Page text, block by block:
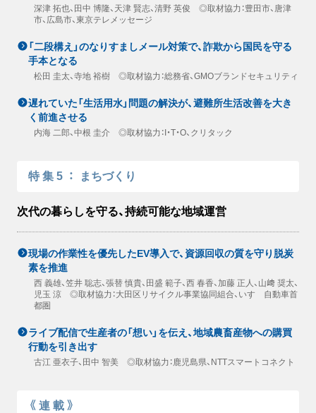
深津 拓也、田中 博隆、天津 賢志、清野 英俊 ◎取材協力：豊田市、唐津
市、広島市、東京テレメッセージ
「二段構え」のなりすましメール対策で、詐欺から国民を守る
手本となる
松田 圭太、寺地 裕樹 ◎取材協力：総務省、GMOブランドセキュリティ
遅れていた「生活用水」問題の解決が、避難所生活改善を大き
く前進させる
内海 二郎、中根 圭介 ◎取材協力：I・T・O、クリタック
特集5 ： まちづくり
次代の暮らしを守る、持続可能な地域運営
現場の作業性を優先したEV導入で、資源回収の質を守り脱炭
素を推進
西 義雄、笠井 聡志、張替 慎貴、田盛 範子、西 春香、加藤 正人、山﨑 奨太、
児玉 涼 ◎取材協力：大田区リサイクル事業協同組合、いすゞ自動車首
都圏
ライブ配信で生産者の「想い」を伝え、地域農畜産物への購買
行動を引き出す
古江 亜衣子、田中 智美 ◎取材協力：鹿児島県、NTTスマートコネクト
《連載》